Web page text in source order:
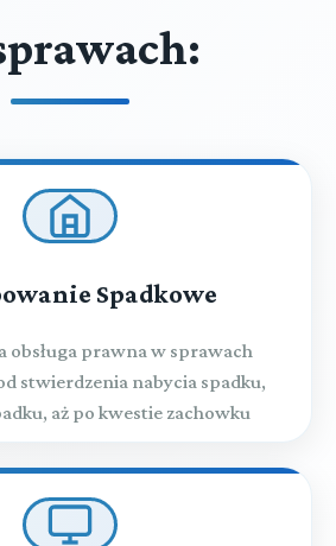
Spadkowe
obsługa prawna w sprawach
stwierdzenia nabycia spadku,
aż po kwestie zachowku